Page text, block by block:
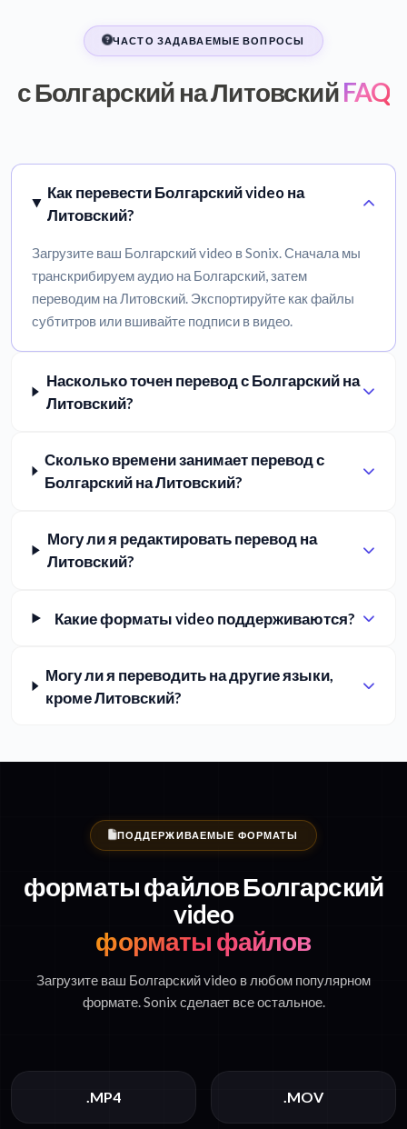
ЧАСТО ЗАДАВАЕМЫЕ ВОПРОСЫ
с Болгарский на ЛитовскийFAQ
Как перевести Болгарский video на
Литовский?
Загрузите ваш Болгарский video в Sonix. Сначала мы
транскрибируем аудио на Болгарский, затем
переводим на Литовский. Экспортируйте как файлы
субтитров или вшивайте подписи в видео.
Насколько точен перевод с Болгарский на
Литовский?
Сколько времени занимает перевод с
Болгарский на Литовский?
Могу ли я редактировать перевод на
Литовский?
Какие форматы video поддерживаются?
Могу ли я переводить на другие языки,
кроме Литовский?
ПОДДЕРЖИВАЕМЫЕ ФОРМАТЫ
форматы файлов Болгарский
video
форматы файлов
Загрузите ваш Болгарский video в любом популярном
формате. Sonix сделает все остальное.
.MP4 .MOV